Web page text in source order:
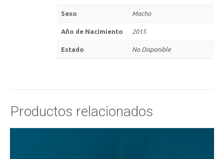
Sexo Macho
Año de Nacimiento 2015
Estado No Disponible
Productos relacionados